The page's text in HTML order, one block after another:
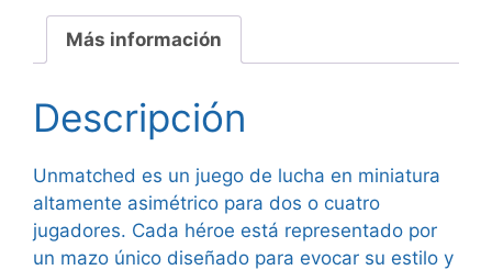
Más información
Descripción
Unmatched es un juego de lucha en miniatura
altamente asimétrico para dos o cuatro
jugadores. Cada héroe está representado por
un mazo único diseñado para evocar su estilo y